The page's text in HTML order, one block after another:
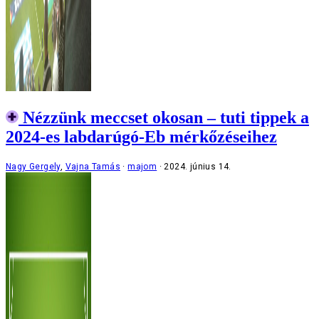
Nézzünk meccset okosan – tuti tippek a
2024-es labdarúgó-Eb mérkőzéseihez
Nagy Gergely, Vajna Tamás majom 2024. június 14.